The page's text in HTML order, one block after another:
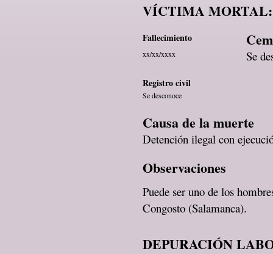
VÍCTIMA MORTAL:
Fallecimiento
xx/xx/xxxx Se
Registro civil
Se desconoce
Causa de la muerte
Detención ilegal con
Observaciones
Puede ser uno de los
Congosto (Salamanca).
DEPURACIÓN